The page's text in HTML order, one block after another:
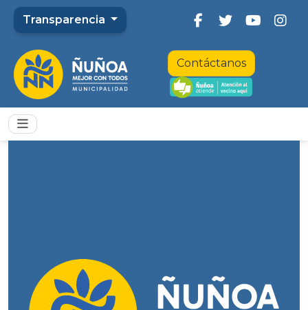
Transparencia
Contáctanos